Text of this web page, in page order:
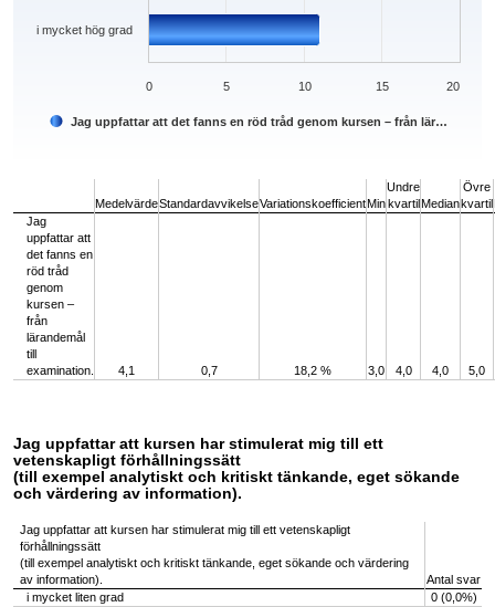
Jag uppfattar att det fanns en röd tråd genom kursen – från lär…
i mycket hög grad
0 10
5 15 20
MedelvärdeStandardavvikelseVariationskoefficientMin
Undre
kvartilMedian
Övre
kvartil
Jag
uppfattar att
det fanns en
röd tråd
genom
kursen –
från
lärandemål
till
examination.
4,1 0,7 18,2 % 3,0 4,0 4,0 5,0
Jag uppfattar att kursen har stimulerat mig till ett
vetenskapligt förhållningssätt
(till exempel analytiskt och kritiskt tänkande, eget sökande
och värdering av information).
Jag uppfattar att kursen har stimulerat mig till ett vetenskapligt
förhållningssätt
(till exempel analytiskt och kritiskt tänkande, eget sökande och värdering
av information).
Antal svar
i mycket liten grad
0 (0,0%)